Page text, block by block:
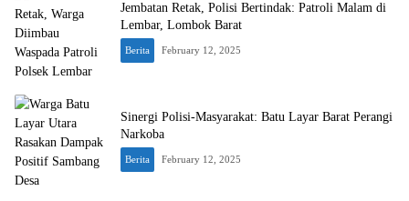
Jembatan Retak, Polisi Bertindak: Patroli Malam di
Lembar, Lombok Barat
Berita February 12, 2025
Sinergi Polisi-Masyarakat: Batu Layar Barat Perangi
Narkoba
Berita February 12, 2025